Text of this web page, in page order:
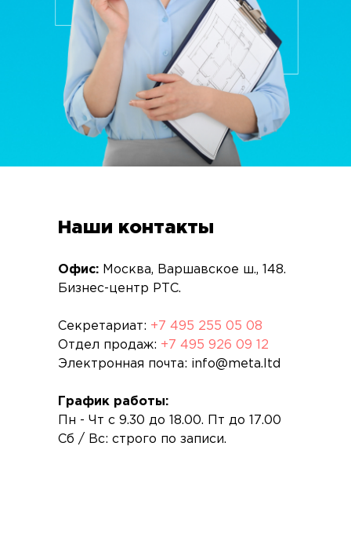
Офис: Москва, Варшавское ш., 148.
Бизнес-центр РТС.
Секретариат: +7 495 255 05 08
Отдел продаж: +7 495 926 09 12
Электронная почта: info@meta.ltd
График работы:
Пн - Чт с 9.30 до 18.00. Пт до 17.00
Сб / Вс: строго по записи.
Наши контакты